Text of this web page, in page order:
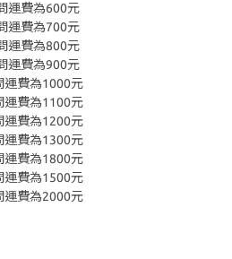
運費為600元
運費為700元
運費為800元
運費為900元
運費為1000元
運費為1100元
運費為1200元
運費為1300元
運費為1800元
運費為1500元
運費為2000元